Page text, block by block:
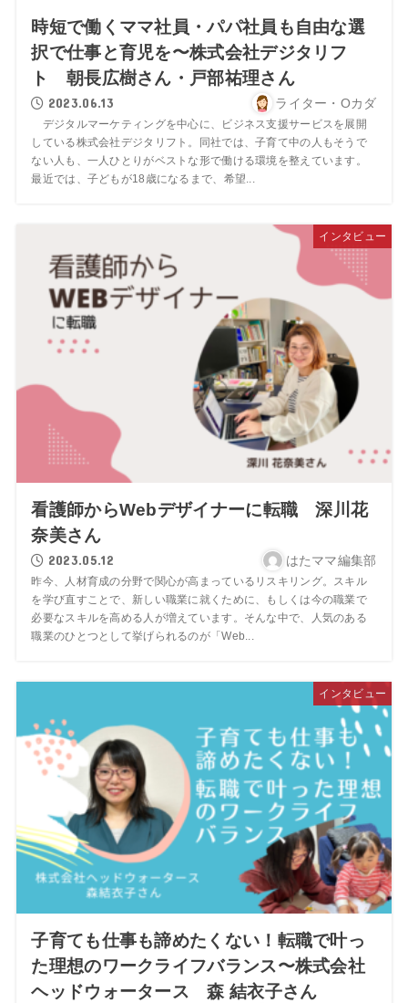
時短で働くママ社員・パパ社員も自由な選
択で仕事と育児を〜株式会社デジタリフ
ト 朝長広樹さん・戸部祐理さん
2023.06.13 ライター・Oカダ
デジタルマーケティングを中心に、ビジネス支援サービスを展開
している株式会社デジタリフト。同社では、子育て中の人もそうで
ない人も、一人ひとりがベストな形で働ける環境を整えています。
最近では、子どもが18歳になるまで、希望...
インタビュー
看護師からWebデザイナーに転職 深川花
奈美さん
2023.05.12 はたママ編集部
昨今、人材育成の分野で関心が高まっているリスキリング。スキル
を学び直すことで、新しい職業に就くために、もしくは今の職業で
必要なスキルを高める人が増えています。そんな中で、人気のある
職業のひとつとして挙げられるのが「Web...
インタビュー
子育ても仕事も諦めたくない！転職で叶っ
た理想のワークライフバランス〜株式会社
ヘッドウォータース 森 結衣子さん